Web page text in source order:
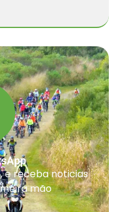
e receba noticias
mão